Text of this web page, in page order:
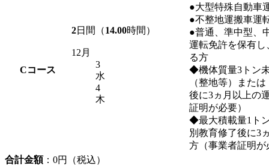
Cコース
2日間（14.00時間）
12月
3
水
4
木
●大型特殊自動車
●不整地運搬車運
●普通、準中型、
運転免許を保有
る方
◆機体質量3トン
（整地等）また
後に3ヵ月以上の
証明が必要）
◆最大積載量1ト
別教育修了後に3
方（事業者証明が
合計金額： 0円（税込）